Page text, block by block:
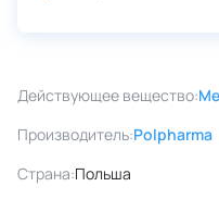
Действующее вещество:
Производитель:Polpharma
Страна:Польша